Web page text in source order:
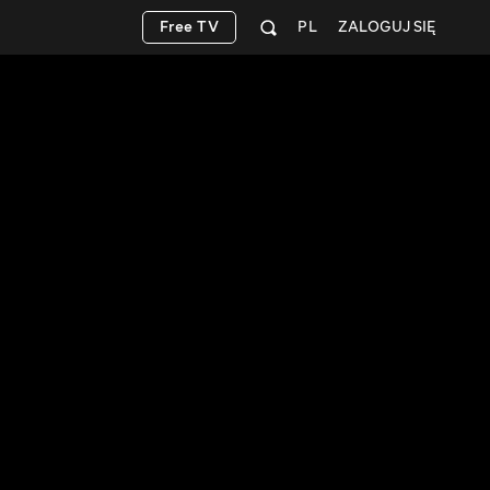
ZALOGUJ SIĘ
PL
Free TV